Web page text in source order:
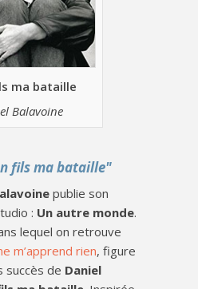
ma bataille
Balavoine
fils ma bataille"
publie son
: Un autre monde.
lequel on retrouve
m’apprend rien, figure
succès de Daniel